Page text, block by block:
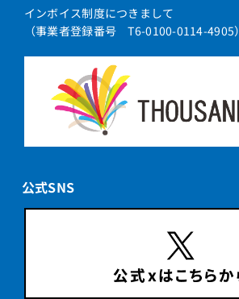
インボイス制度につきまして
（事業者登録番号 T6-0100-0114-4905）
公式SNS